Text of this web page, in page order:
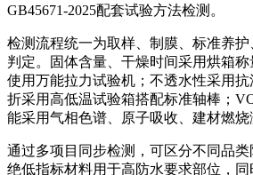
GB45671-2025配套试验方法检测。
检测流程统一为取样、制膜、标准养
判定。固体含量、干燥时间采用烘箱
使用万能拉力试验机；不透水性采用
折采用高低温试验箱搭配标准轴棒；
能采用气相色谱、原子吸收、建材燃烧
通过多项目同步检测，可区分不同品
绝低指标材料用于高防水要求部位，